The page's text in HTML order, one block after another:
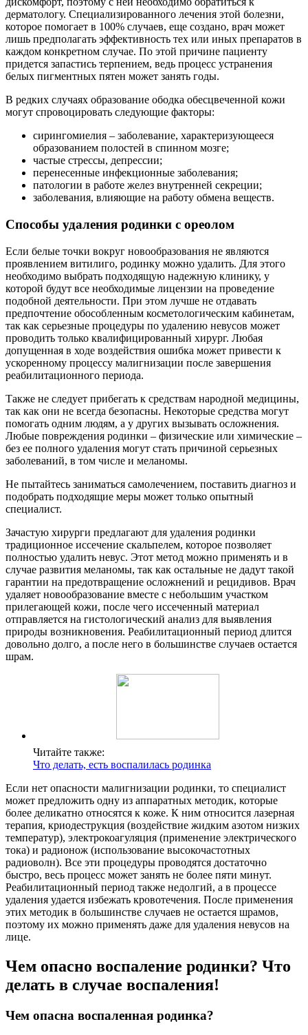
дерматологу. Специализированного лечения этой болезни,
которое помогает в 100% случаев, еще создано, врач может
лишь предполагать эффективность тех или иных препаратов в
каждом конкретном случае. По этой причине пациенту
придется запастись терпением, ведь процесс устранения
белых пигментных пятен может занять годы.
В редких случаях образование ободка обесцвеченной кожи
могут спровоцировать следующие факторы:
сирингомиелия – заболевание, характеризующееся
образованием полостей в спинном мозге;
частые стрессы, депрессии;
перенесенные инфекционные заболевания;
патологии в работе желез внутренней секреции;
заболевания, влияющие на работу обмена веществ.
Способы удаления родинки с ореолом
Если белые точки вокруг новообразования не являются
проявлением витилиго, родинку можно удалить. Для этого
необходимо выбрать подходящую надежную клинику, у
которой будут все необходимые лицензии на проведение
подобной деятельности. При этом лучше не отдавать
предпочтение обособленным косметологическим кабинетам,
так как серьезные процедуры по удалению невусов может
проводить только квалифицированный хирург. Любая
допущенная в ходе воздействия ошибка может привести к
ускоренному процессу малигнизации после завершения
реабилитационного периода.
Также не следует прибегать к средствам народной медицины,
так как они не всегда безопасны. Некоторые средства могут
помогать одним людям, а у других вызывать осложнения.
Любые повреждения родинки – физические или химические –
без ее полного удаления могут стать причиной серьезных
заболеваний, в том числе и меланомы.
Не пытайтесь заниматься самолечением, поставить диагноз и
подобрать подходящие меры может только опытный
специалист.
Зачастую хирурги предлагают для удаления родинки
традиционное иссечение скальпелем, которое позволяет
полностью удалить невус. Этот метод можно применять и в
случае развития меланомы, так как остальные не дадут такой
гарантии на предотвращение осложнений и рецидивов. Врач
удаляет новообразование вместе с небольшим участком
прилегающей кожи, после чего иссеченный материал
отправляется на гистологический анализ для выявления
природы возникновения. Реабилитационный период длится
довольно долго, а после него в большинстве случаев остается
шрам.
Читайте также:
Что делать, есть воспалилась родинка
Если нет опасности малигнизации родинки, то специалист
может предложить одну из аппаратных методик, которые
более деликатно относятся к коже. К ним относится лазерная
терапия, криодеструкция (воздействие жидким азотом низких
температур), электрокоагуляция (применение электрического
тока) и радионож (использование высокочастотных
радиоволн). Все эти процедуры проводятся достаточно
быстро, весь процесс может занять не более пяти минут.
Реабилитационный период также недолгий, а в процессе
удаления удается избежать кровотечения. После применения
этих методик в большинстве случаев не остается шрамов,
поэтому их можно применять даже для удаления невусов на
лице.
Чем опасно воспаление родинки? Что
делать в случае воспаления!
Чем опасна воспаленная родинка?